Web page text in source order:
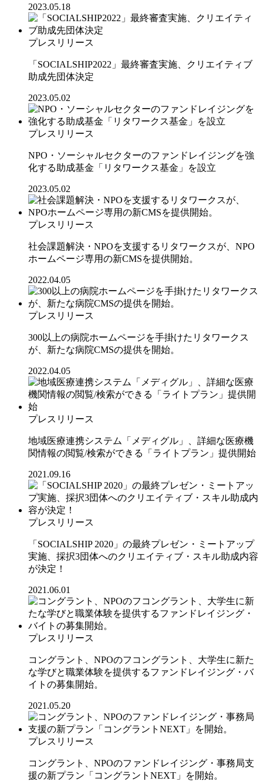
2023.05.18
プレスリリース
「SOCIALSHIP2022」最終審査実施、クリエイティブ
助成先団体決定
2023.05.02
プレスリリース
NPO・ソーシャルセクターのファンドレイジングを強
化する助成基金「リタワークス基金」を設立
2023.05.02
プレスリリース
社会課題解決・NPOを支援するリタワークスが、NPO
ホームページ専用の新CMSを提供開始。
2022.04.05
プレスリリース
300以上の病院ホームページを手掛けたリタワークス
が、新たな病院CMSの提供を開始。
2022.04.05
プレスリリース
地域医療連携システム「メディグル」、詳細な医療機
関情報の閲覧/検索ができる「ライトプラン」提供開始
2021.09.16
プレスリリース
「SOCIALSHIP 2020」の最終プレゼン・ミートアップ
実施、採択3団体へのクリエイティブ・スキル助成内容
が決定！
2021.06.01
プレスリリース
コングラント、NPOのフコングラント、大学生に新た
な学びと職業体験を提供するファンドレイジング・バ
イトの募集開始。
2021.05.20
プレスリリース
コングラント、NPOのファンドレイジング・事務局支
援の新プラン「コングラントNEXT」を開始。